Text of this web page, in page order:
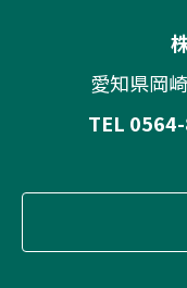
愛知県岡
TEL 0564-